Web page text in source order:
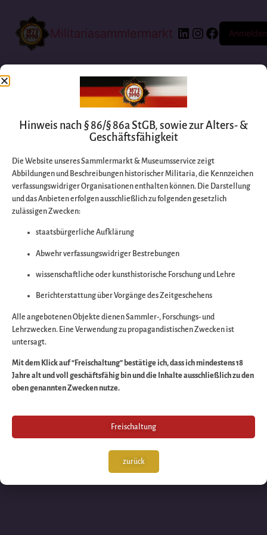
Militariasammlermarkt Anmelden
Entschuldigen Sie
bitte die
Wir arbeiten an
großartigen Sache
schauen Sie bald
wieder vorbei!
Hinweis nach § 86/§ 86a StGB, sowie zur Alters- &
Geschäftsfähigkeit
Die Website unseres Sammlermarkt & Museumsservice zeigt
Abbildungen und Beschreibungen historischer Militaria, die Kennzeichen
verfassungswidriger Organisationen enthalten können. Die Darstellung
und das Anbieten erfolgen ausschließlich zu folgenden gesetzlich
zulässigen Zwecken:
staatsbürgerliche Aufklärung
Abwehr verfassungswidriger Bestrebungen
wissenschaftliche oder kunsthistorische Forschung und Lehre
Berichterstattung über Vorgänge des Zeitgeschehens
Alle angebotenen Objekte dienen Sammler-, Forschungs- und
Lehrzwecken. Eine Verwendung zu propagandistischen Zwecken ist
untersagt.
Mit dem Klick auf “Freischaltung” bestätige ich, dass ich mindestens 18
Jahre alt und voll geschäftsfähig bin und die Inhalte ausschließlich zu den
oben genannten Zwecken nutze.
Freischaltung
zurück